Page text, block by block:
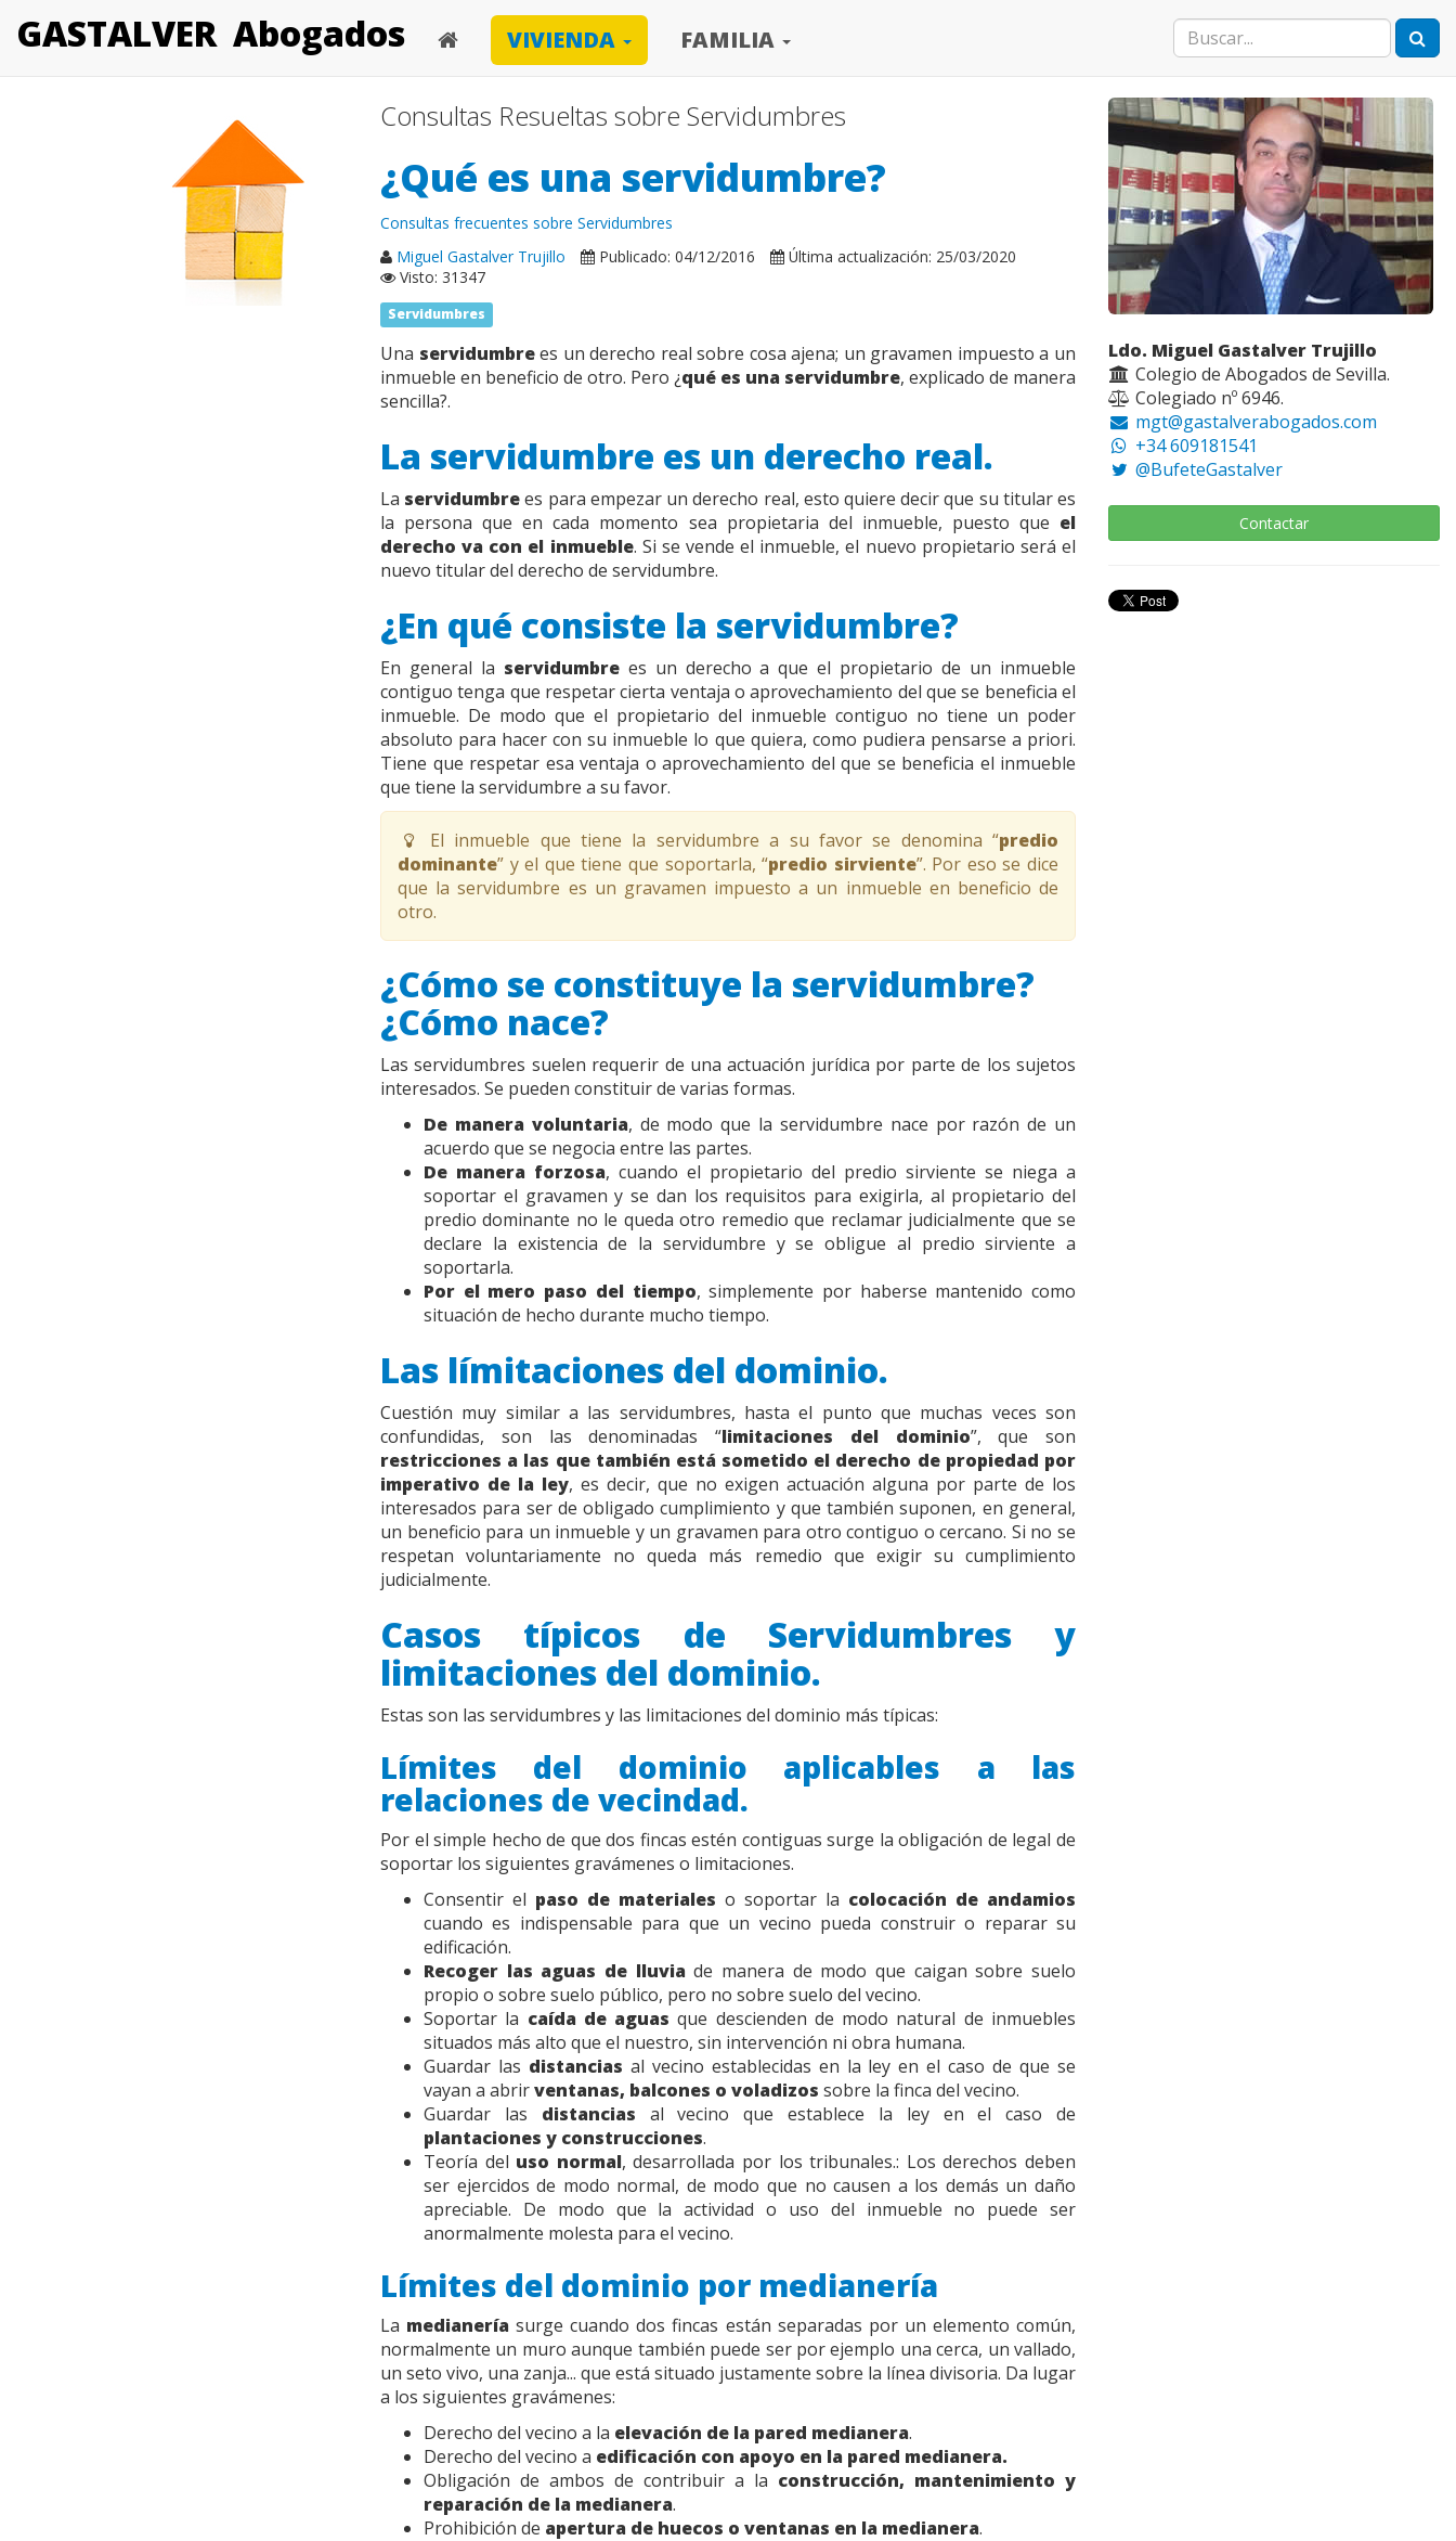
GASTALVER Abogados VIVIENDA FAMILIA
Consultas Resueltas sobre Servidumbres
¿Qué es una servidumbre?
Consultas frecuentes sobre Servidumbres
Miguel Gastalver Trujillo
Publicado: 04/12/2016
Última actualización: 25/03/2020
Visto: 31347
Servidumbres
Una servidumbrees un derecho real sobre cosa ajena; un gravamen impuesto a un
inmueble en beneficio de otro. Pero ¿qué es una servidumbre, explicado de manera
sencilla?.
La servidumbre es un derecho real.
La servidumbrees para empezar un derecho real, esto quiere decir que su titular es
la persona que en cada momento sea propietaria del inmueble, puesto que el
derecho va con el inmueble. Si se vende el inmueble, el nuevo propietario será el
nuevo titular del derecho de servidumbre.
¿En qué consiste la servidumbre?
En general la servidumbrees un derecho a que el propietario de un inmueble
contiguo tenga que respetar cierta ventaja o aprovechamiento del que se beneficia el
inmueble. De modo que el propietario del inmueble contiguo no tiene un poder
absoluto para hacer con su inmueble lo que quiera, como pudiera pensarse a priori.
Tiene que respetar esa ventaja o aprovechamiento del que se beneficia el inmueble
que tiene la servidumbre a su favor.
El inmueble que tiene la servidumbre a su favor se denomina “predio
dominante” y el que tiene que soportarla, “predio sirviente”. Por eso se dice
que la servidumbre es un gravamen impuesto a un inmueble en beneficio de
otro.
¿Cómo se constituye la servidumbre?
¿Cómo nace?
Las servidumbres suelen requerir de una actuación jurídica por parte de los sujetos
interesados. Se pueden constituir de varias formas.
De manera voluntaria, de modo que la servidumbre nace por razón de un
acuerdo que se negocia entre las partes.
De manera forzosa, cuando el propietario del predio sirviente se niega a
soportar el gravamen y se dan los requisitos para exigirla, al propietario del
predio dominante no le queda otro remedio que reclamar judicialmente que se
declare la existencia de la servidumbre y se obligue al predio sirviente a
soportarla.
Por el mero paso del tiempo, simplemente por haberse mantenido como
situación de hecho durante mucho tiempo.
Las límitaciones del dominio.
Cuestión muy similar a las servidumbres, hasta el punto que muchas veces son
confundidas, son las denominadas “limitaciones del dominio”, que son
restricciones a las que también está sometido el derecho de propiedad por
imperativo de la ley, es decir, que no exigen actuación alguna por parte de los
interesados para ser de obligado cumplimiento y que también suponen, en general,
un beneficio para un inmueble y un gravamen para otro contiguo o cercano. Si no se
respetan voluntariamente no queda más remedio que exigir su cumplimiento
judicialmente.
Casos típicos de Servidumbres y
limitaciones del dominio.
Estas son las servidumbres y las limitaciones del dominio más típicas:
Límites del dominio aplicables a las
relaciones de vecindad.
Por el simple hecho de que dos fincas estén contiguas surge la obligación de legal de
soportar los siguientes gravámenes o limitaciones.
Consentir el paso de materiales o soportar la colocación de andamios
cuando es indispensable para que un vecino pueda construir o reparar su
edificación.
Recoger las aguas de lluvia de manera de modo que caigan sobre suelo
propio o sobre suelo público, pero no sobre suelo del vecino.
Soportar la caída de aguas que descienden de modo natural de inmuebles
situados más alto que el nuestro, sin intervención ni obra humana.
Guardar las distancias al vecino establecidas en la ley en el caso de que se
vayan a abrirventanas, balcones o voladizos sobre la finca del vecino.
Guardar las distancias al vecino que establece la ley en el caso de
plantaciones y construcciones.
Teoría del uso normal, desarrollada por los tribunales.: Los derechos deben
ser ejercidos de modo normal, de modo que no causen a los demás un daño
apreciable. De modo que la actividad o uso del inmueble no puede ser
anormalmente molesta para el vecino.
Límites del dominio por medianería
La medianería surge cuando dos fincas están separadas por un elemento común,
normalmente un muro aunque también puede ser por ejemplo una cerca, un vallado,
un seto vivo, una zanja... que está situado justamente sobre la línea divisoria. Da lugar
a los siguientes gravámenes:
Derecho del vecino a la elevación de la pared medianera.
Derecho del vecino a edificación con apoyo en la pared medianera.
Obligación de ambos de contribuir a la construcción, mantenimiento y
reparación de la medianera.
Prohibición de apertura de huecos o ventanas en la medianera.
Ldo. Miguel Gastalver Trujillo
Colegio de Abogados de Sevilla.
Colegiado nº 6946.
mgt@gastalverabogados.com
+34 609181541
@BufeteGastalver
Contactar